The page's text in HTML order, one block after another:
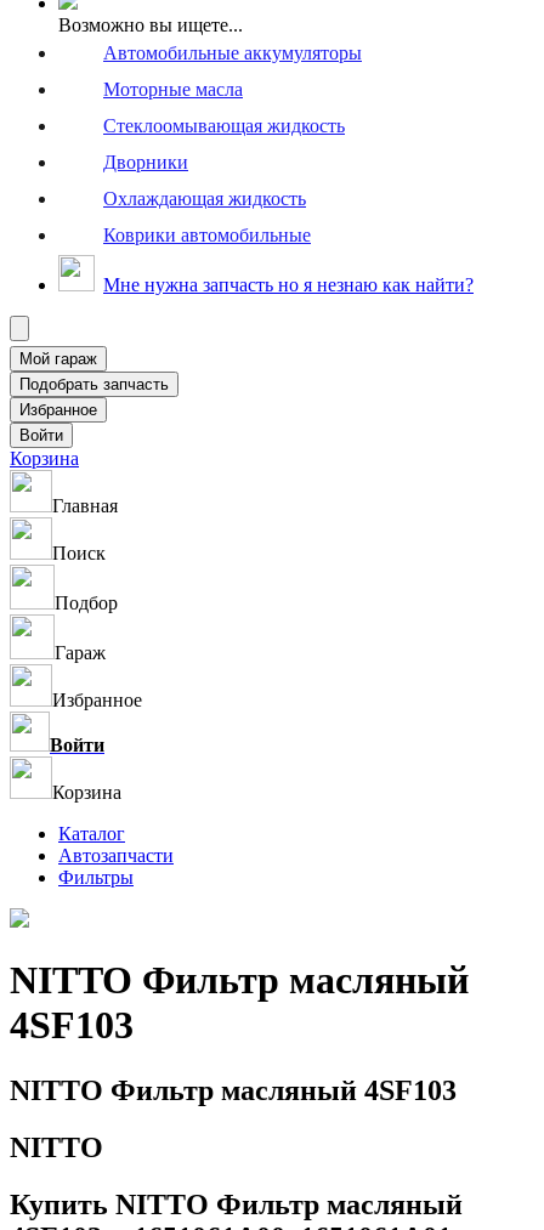
Возможно вы ищете...
Автомобильные аккумуляторы
Моторные масла
Стеклоомывающая жидкость
Дворники
Охлаждающая жидкость
Коврики автомобильные
Мне нужна запчасть но я незнаю как найти?
Корзина
Главная
Поиск
Подбор
Гараж
Избранное
Войти
Корзина
Каталог
Автозапчасти
Фильтры
NITTO Фильтр масляный
4SF103
NITTO Фильтр масляный 4SF103
NITTO
Купить NITTO Фильтр масляный